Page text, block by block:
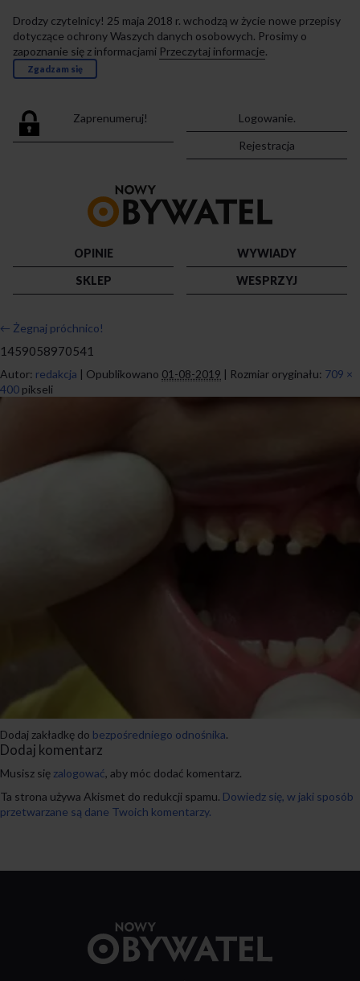
Drodzy czytelnicy! 25 maja 2018 r. wchodzą w życie nowe przepisy
dotyczące ochrony Waszych danych osobowych. Prosimy o
zapoznanie się z informacjami Przeczytaj informacje.
Zgadzam się
Zaprenumeruj!
Logowanie.
Rejestracja
strony
OPINIE
WYWIADY
SKLEP
WESPRZYJ
← Żegnaj próchnico!
1459058970541
Autor: redakcja | Opublikowano 01-08-2019 | Rozmiar oryginału: 709 ×
400 pikseli
Dodaj zakładkę do bezpośredniego odnośnika.
Dodaj komentarz
Musisz się zalogować, aby móc dodać komentarz.
Ta strona używa Akismet do redukcji spamu. Dowiedz się, w jaki sposób
przetwarzane są dane Twoich komentarzy.
strony